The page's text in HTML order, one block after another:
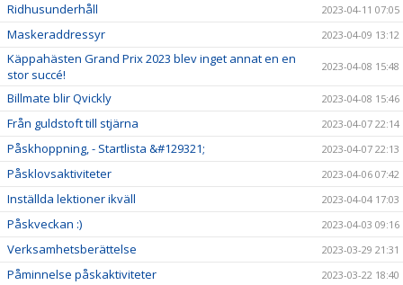
Ridhusunderhåll 2023-04-11 07:05
Maskeraddressyr 2023-04-09 13:12
Käppahästen Grand Prix 2023 blev inget annat en en
stor succé!
2023-04-08 15:48
Billmate blir Qvickly 2023-04-08 15:46
Från guldstoft till stjärna 2023-04-07 22:14
Påskhoppning, - Startlista &#129321; 2023-04-07 22:13
Påsklovsaktiviteter 2023-04-06 07:42
Inställda lektioner ikväll 2023-04-04 17:03
Påskveckan :) 2023-04-03 09:16
Verksamhetsberättelse 2023-03-29 21:31
Påminnelse påskaktiviteter
2023-03-22 18:40